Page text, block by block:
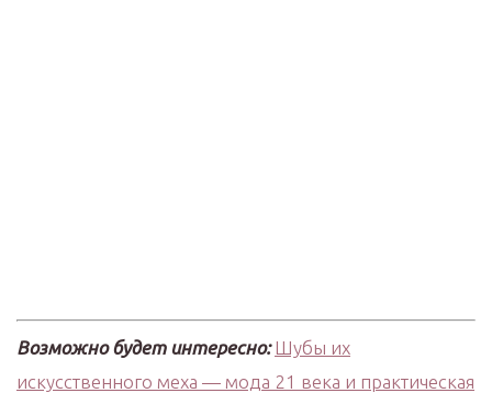
Возможно будет интересно: Шубы их
искусственного меха — мода 21 века и практическая